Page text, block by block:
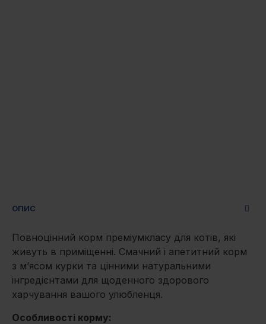
ОПИС
Повноцінний корм преміумкласу для котів, які
живуть в приміщенні. Смачний і апетитний корм
з м’ясом курки та цінними натуральними
інгредієнтами для щоденного здорового
харчування вашого улюбленця.
Особливості корму: